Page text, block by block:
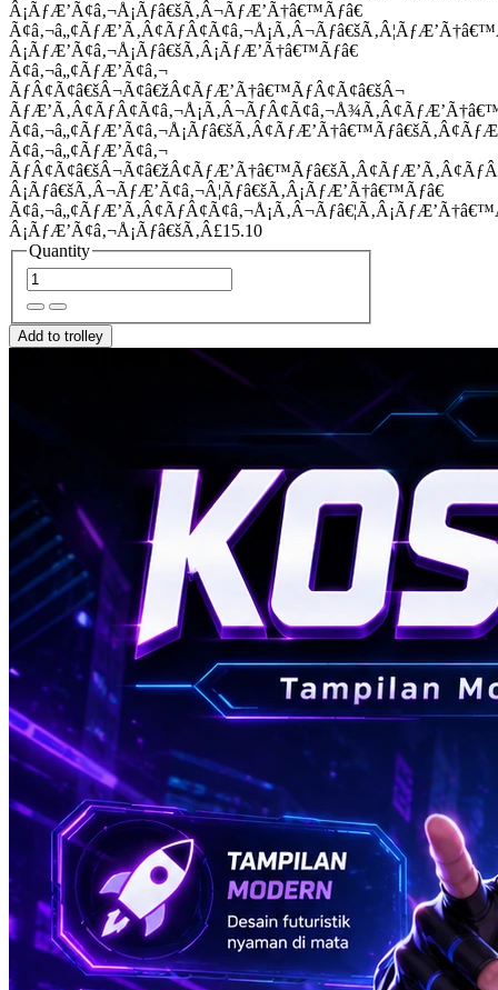
Â¡ÃƒÆ’Ã¢â‚¬Å¡Ãƒâ€šÃ‚Â¬ÃƒÆ’Ã†â€™Ãƒâ€
Â¡ÃƒÆ’Ã¢â‚¬Å¡Ãƒâ€šÃ‚Â¡ÃƒÆ’Ã†â€™Ãƒâ€
Ã¢â‚¬â„¢ÃƒÆ’Ã¢â‚¬
ÃƒÂ¢Ã¢â€šÂ¬Ã¢â€žÂ¢ÃƒÆ’Ã†â€™ÃƒÂ¢Ã¢â€šÂ¬
Ã¢â‚¬â„¢ÃƒÆ’Ã¢â‚¬
Â¡Ãƒâ€šÃ‚Â¬ÃƒÆ’Ã¢â‚¬Â¦Ãƒâ€šÃ‚Â¡ÃƒÆ’Ã†â€™Ãƒâ€
Â¡ÃƒÆ’Ã¢â‚¬Å¡Ãƒâ€šÃ‚Â£15.10
Quantity
Add to trolley